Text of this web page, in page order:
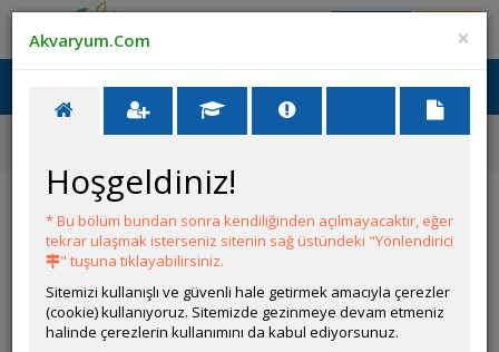
Ana Menü
Ana Sayfa
Tatlı Su Canlıları
Heros efasciatus (Severum)
×
Akvaryum.Com
Hoşgeldiniz!
* Bu bölüm bundan sonra kendiliğinden açılmayacaktır, eğer
tekrar ulaşmak isterseniz sitenin sağ üstündeki "Yönlendirici
" tuşuna tıklayabilirsiniz.
Sitemizi kullanışlı ve güvenli hale getirmek amacıyla çerezler
(cookie) kullanıyoruz. Sitemizde gezinmeye devam etmeniz
halinde çerezlerin kullanımını da kabul ediyorsunuz.